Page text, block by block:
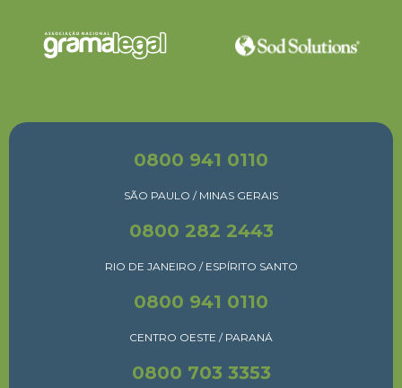
0800 941 0110
SÃO PAULO / MINAS GERAIS
0800 282 2443
RIO DE JANEIRO / ESPÍRITO SANTO
0800 941 0110
CENTRO OESTE / PARANÁ
0800 703 3353